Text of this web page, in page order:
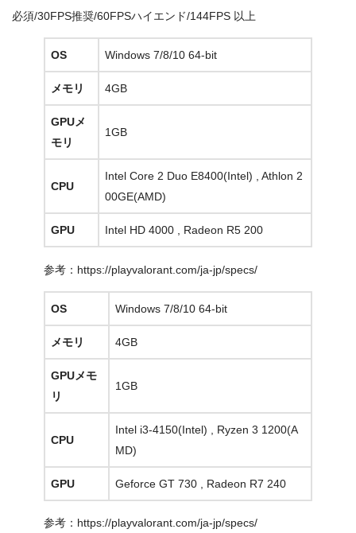
必須/30FPS推奨/60FPSハイエンド/144FPS 以上
OS Windows 7/8/10 64-bit
メモリ 4GB
GPUメ
モリ
1GB
CPU
Intel Core 2 Duo E8400(Intel) , Athlon 2
00GE(AMD)
GPU Intel HD 4000 , Radeon R5 200
参考：https://playvalorant.com/ja-jp/specs/
OS Windows 7/8/10 64-bit
メモリ 4GB
GPUメモ
リ
1GB
CPU
Intel i3-4150(Intel) , Ryzen 3 1200(A
MD)
GPU Geforce GT 730 , Radeon R7 240
参考：https://playvalorant.com/ja-jp/specs/